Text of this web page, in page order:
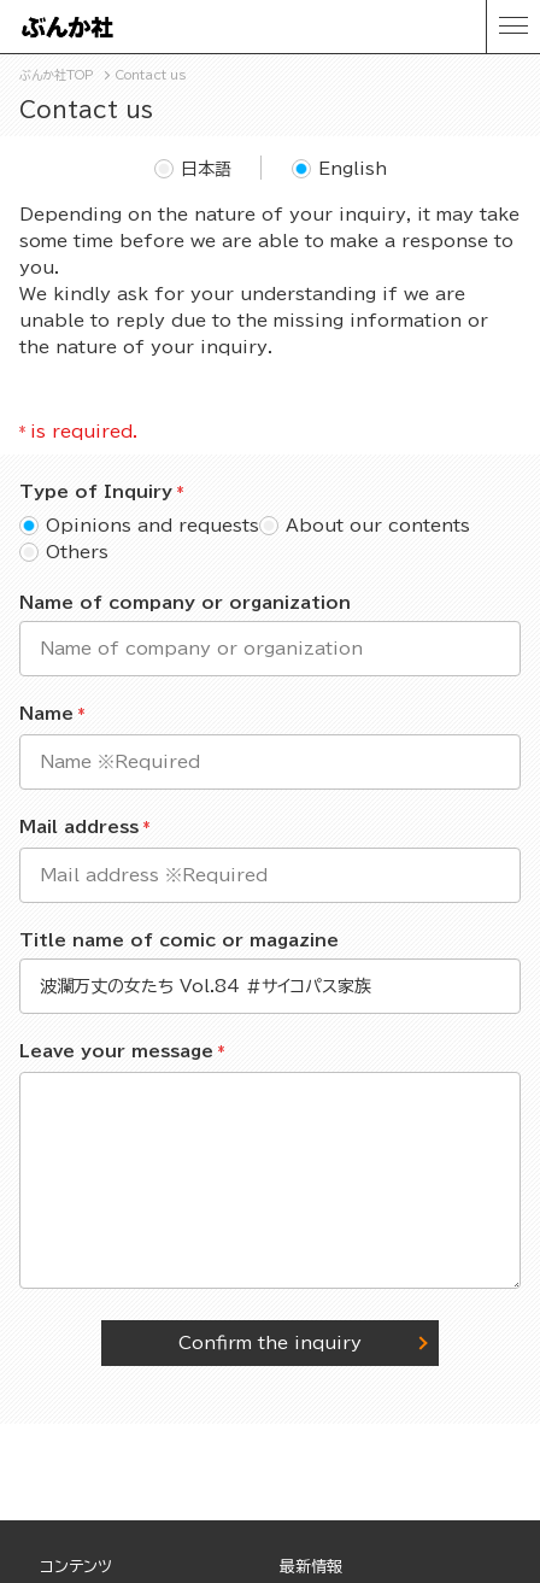
ぶんか社TOP Contact us
Contact us
Depending on the nature of your inquiry, it may take
some time before we are able to make a response to
you.
We kindly ask for your understanding if we are
unable to reply due to the missing information or
the nature of your inquiry.
日本語 English
* is required.
Type of Inquiry
Opinions and requests
About our contents
Others
Name of company or organization
Name
Mail address
Title name of comic or magazine
Leave your message
Confirm the inquiry
コンテンツ 最新情報